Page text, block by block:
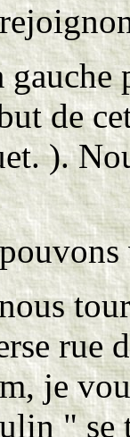
de
).
rue
je
" se